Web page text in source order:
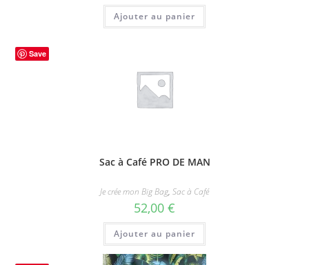
Ajouter au panier
Save
Sac à Café PRO DE MAN
Je crée mon Big Bag, Sac à Café
52,00 €
Ajouter au panier